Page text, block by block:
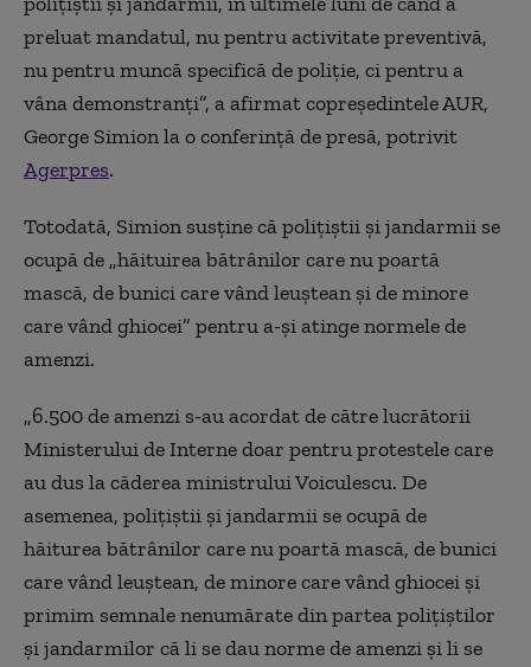
preluat mandatul, nu pentru activitate preventivă,
nu pentru muncă specifică de poliţie, ci pentru a
vâna demonstranţi”, a afirmat copreședintele AUR,
George Simion la o conferință de presă, potrivit
Agerpres.
Totodată, Simion susține că polițiștii și jandarmii se
ocupă de „hăituirea bătrânilor care nu poartă
mască, de bunici care vând leuştean și de minore
care vând ghiocei” pentru a-și atinge normele de
amenzi.
„6.500 de amenzi s-au acordat de către lucrătorii
Ministerului de Interne doar pentru protestele care
au dus la căderea ministrului Voiculescu. De
asemenea, poliţiştii şi jandarmii se ocupă de
hăiturea bătrânilor care nu poartă mască, de bunici
care vând leuştean, de minore care vând ghiocei şi
primim semnale nenumărate din partea poliţiştilor
şi jandarmilor că li se dau norme de amenzi şi li se